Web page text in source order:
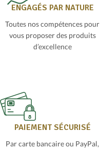
ENGAGÉS PAR NATURE
Toutes nos compétences pour
vous proposer des produits
d’excellence
PAIEMENT SÉCURISÉ
Par carte bancaire ou PayPal,